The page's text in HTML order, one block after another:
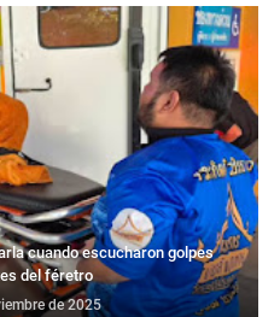
cuando escucharon golpes
del féretro
de 2025